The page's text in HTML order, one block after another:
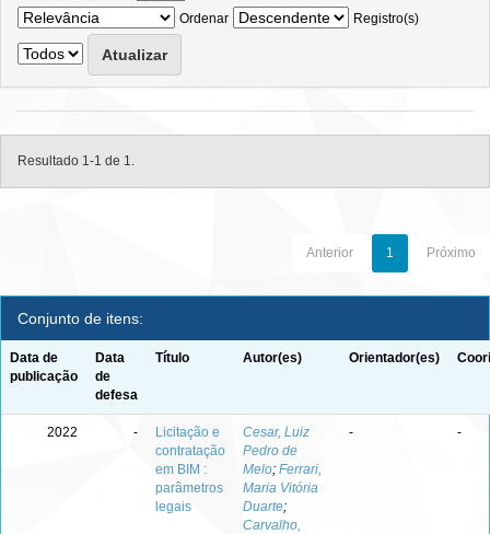
Ordenar
Registro(s)
Resultado 1-1 de 1.
Anterior 1 Próximo
Conjunto de itens:
Data de
publicação
Data
de
defesa
Título Autor(es) Orientador(es)
2022 -
Licitação e
contratação
em BIM :
parâmetros
legais
Cesar, Luiz
Pedro de
Melo; Ferrari,
Maria Vitória
Duarte;
Carvalho,
- -